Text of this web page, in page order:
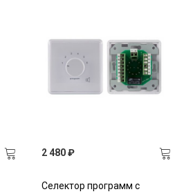
2 480 ₽
Селектор программ с